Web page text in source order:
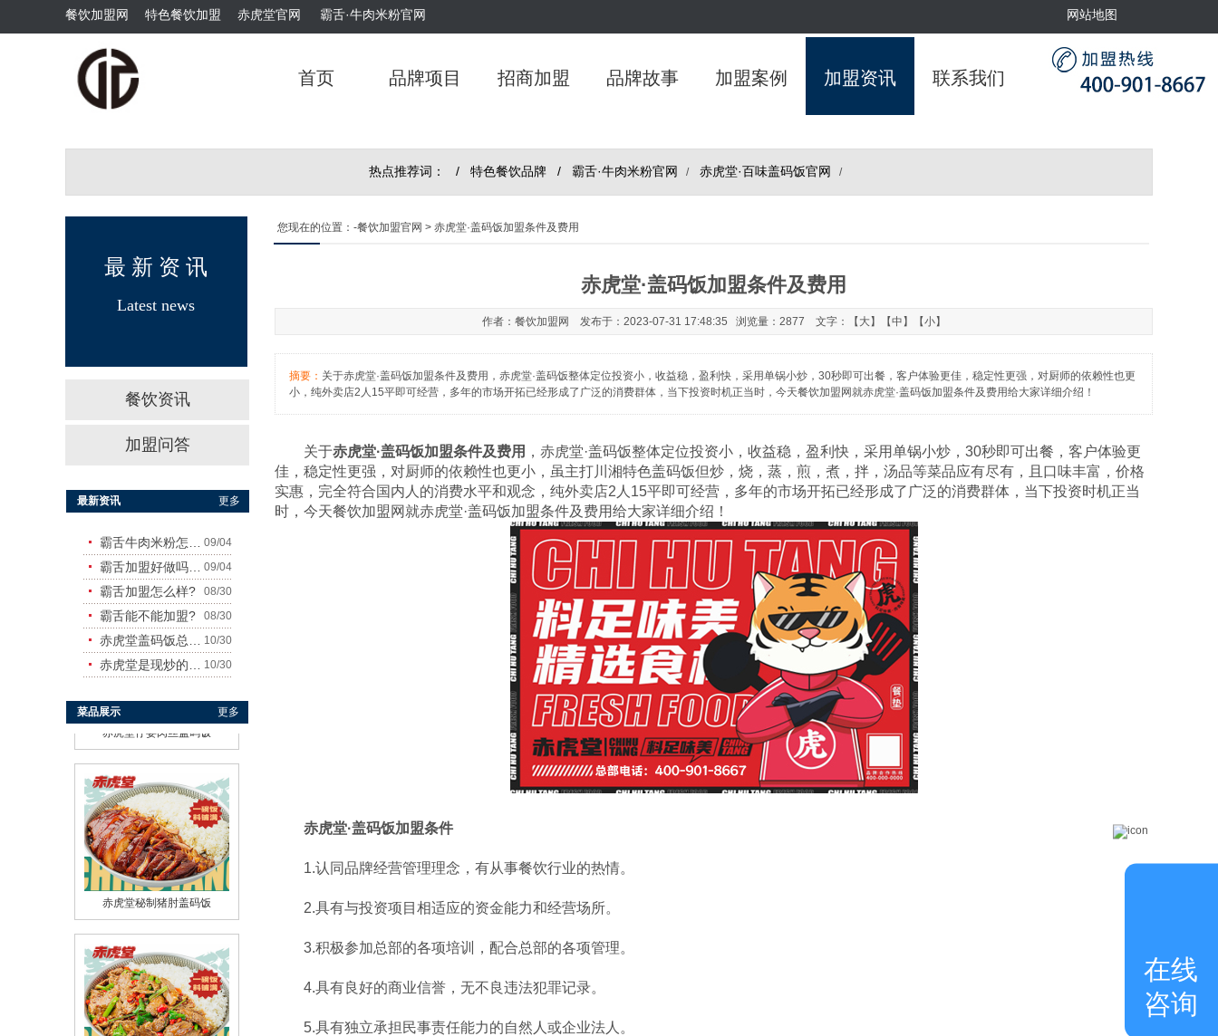
首页 品牌项目 招商加盟 品牌故事 加盟案例 加盟资讯 联系我们
网站地图
餐饮加盟网 特色餐饮加盟 赤虎堂官网 霸舌·牛肉米粉官网
餐饮资讯
加盟问答
最 新 资 讯
Latest news
热点推荐词： / 特色餐饮品牌/ 霸舌·牛肉米粉官网 / 赤虎堂·百味盖码饭官网 /
赤虎堂·盖码饭加盟条件及费用
作者：餐饮加盟网 发布于：2023-07-31 17:48:35 浏览量：2877 文字：【 大】【中 】【小】
摘要： 关于赤虎堂·盖码饭加盟条件及费用，赤虎堂·盖码饭整体定位投资小，收益稳，盈利快，采用单锅小炒，30秒即可出餐，客户体验更佳，稳定性更强，对厨师的依赖性也更
小，纯外卖店2人15平即可经营，多年的市场开拓已经形成了广泛的消费群体，当下投资时机正当时，今天餐饮加盟网就赤虎堂·盖码饭加盟条件及费用给大家详细介绍！
关于赤虎堂·盖码饭加盟条件及费用 ，赤虎堂·盖码饭整体定位投资小，收益稳，盈利快，采用单锅小炒，30秒即可出餐，客户体验更
佳，稳定性更强，对厨师的依赖性也更小，虽主打川湘特色盖码饭但炒，烧，蒸，煎，煮，拌，汤品等菜品应有尽有，且口味丰富，价格
实惠，完全符合国内人的消费水平和观念，纯外卖店2人15平即可经营，多年的市场开拓已经形成了广泛的消费群体，当下投资时机正当
时，今天餐饮加盟网就赤虎堂·盖码饭加盟条件及费用给大家详细介绍！
赤虎堂·盖码饭加盟条件
1.认同品牌经营管理理念，有从事餐饮行业的热情。
2.具有与投资项目相适应的资金能力和经营场所。
3.积极参加总部的各项培训，配合总部的各项管理。
4.具有良好的商业信誉，无不良违法犯罪记录。
5.具有独立承担民事责任能力的自然人或企业法人。
最新资讯 更多
09/04
09/04
霸舌加盟怎么样? 08/30
霸舌能不能加盟? 08/30
10/30
10/30
菜品展示 更多
霸舌酸汤肥牛粉
霸舌酸菜牛肉米粉
赤虎堂干豆角烧肉盖码饭
赤虎堂仔姜肉丝盖码饭
赤虎堂秘制猪肘盖码饭
您现在的位置： -餐饮加盟官网 > 赤虎堂·盖码饭加盟条件及费用
在线
咨询